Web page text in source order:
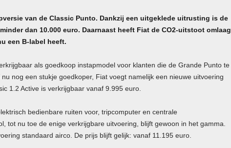
van de Classic Punto. Dankzij een uitgeklede uitrusting is de
dan 10.000 euro. Daarnaast heeft Fiat de CO2-uitstoot omlaag
een B-label heeft.
als goedkoop instapmodel voor klanten die de Grande Punto te
nog een stukje goedkoper, Fiat voegt namelijk een nieuwe uitvoering
1.2 Active is verkrijgbaar vanaf 9.995 euro.
bedienbare ruiten voor, tripcomputer en centrale
tot nu toe de enige verkrijgbare uitvoering, blijft gewoon in het gamma.
standaard airco. De prijs blijft gelijk: vanaf 11.195 euro.